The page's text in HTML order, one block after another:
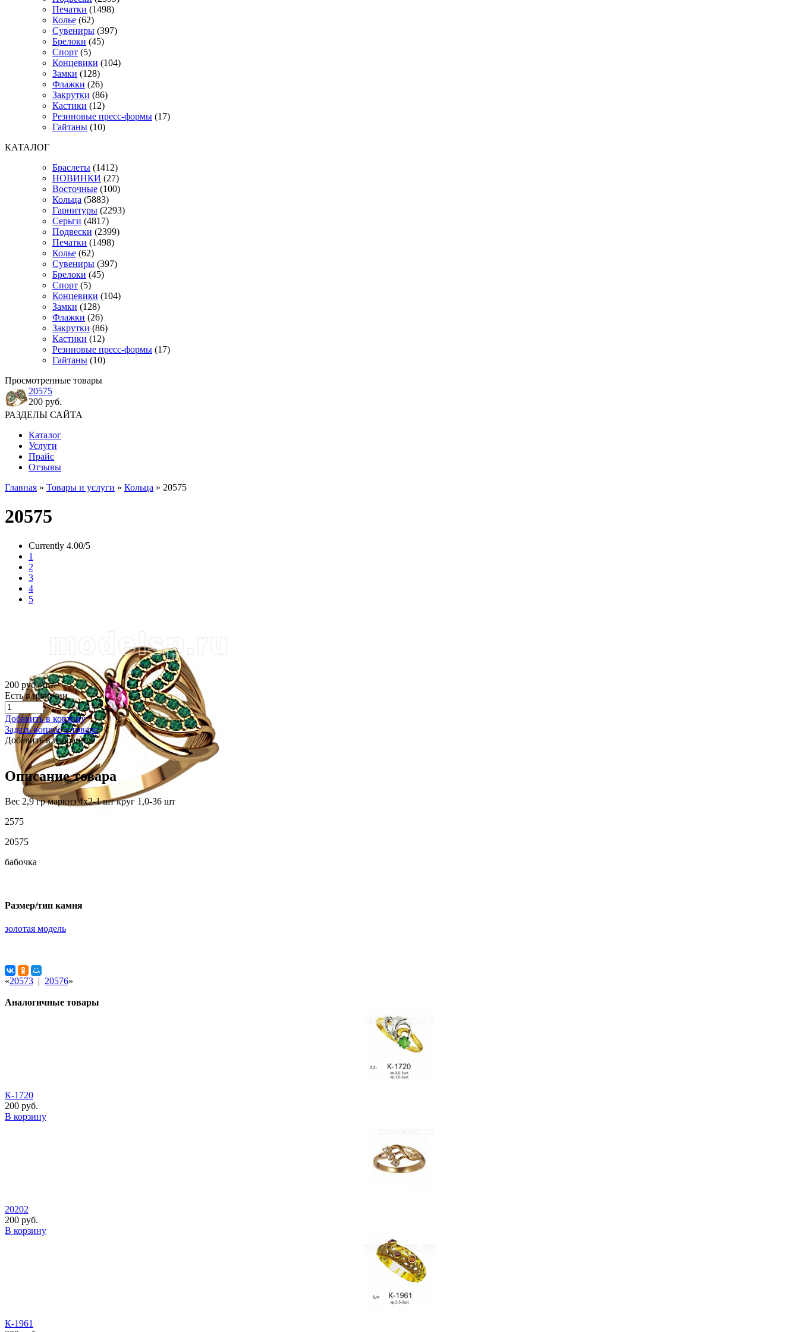
Печатки (1498)
Колье (62)
Сувениры (397)
Брелоки (45)
Спорт (5)
Концевики (104)
Замки (128)
Флажки (26)
Закрутки (86)
Кастики (12)
Резиновые пресс-формы (17)
Гайтаны (10)
КАТАЛОГ
Браслеты (1412)
НОВИНКИ (27)
Восточные (100)
Кольца (5883)
Гарнитуры (2293)
Серьги (4817)
Подвески (2399)
Печатки (1498)
Колье (62)
Сувениры (397)
Брелоки (45)
Спорт (5)
Концевики (104)
Замки (128)
Флажки (26)
Закрутки (86)
Кастики (12)
Резиновые пресс-формы (17)
Гайтаны (10)
Просмотренные товары
20575
200 руб.
РАЗДЕЛЫ САЙТА
Каталог
Услуги
Прайс
Отзывы
Главная » Товары и услуги » Кольца » 20575
20575
Currently 4.00/5
1
2
3
4
5
200 руб./шт.
Есть в наличии
Добавить в корзину
Задать вопрос о товаре
Добавить в избранное
Описание товара
Вес 2,9 гр маркиз 4х2-1 шт круг 1,0-36 шт
2575
20575
бабочка
Размер/тип камня
золотая модель
«20573 | 20576»
Аналогичные товары
К-1720
200 руб.
В корзину
20202
200 руб.
В корзину
К-1961